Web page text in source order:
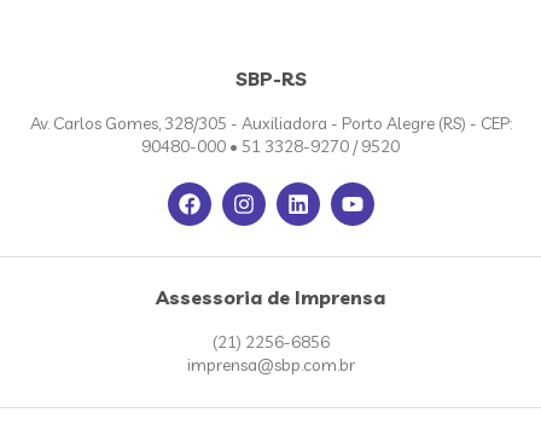
SBP-RS
Av. Carlos Gomes, 328/305 - Auxiliadora - Porto Alegre (RS) - CEP:
90480-000 • 51 3328-9270 / 9520
Assessoria de Imprensa
(21) 2256-6856
imprensa@sbp.com.br